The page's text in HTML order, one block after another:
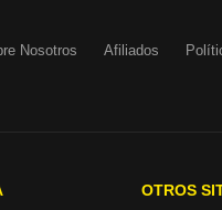
Nosotros Afiliados
OTROS